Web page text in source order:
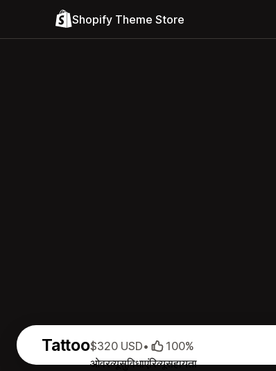
Shopify Theme Store
Tattoo
ओवरव्यूसुविधाएंरिव्यूसहायता
$320 USD• 100%